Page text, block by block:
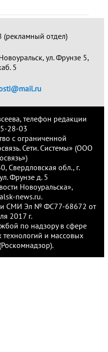
отдел)
ул. Фрунзе 5,
5
телефон редакции
28-03
с ограниченной
Сети. Системы» (ООО
Свердловская обл., г.
Фрунзе д. 5
Новоуральска»,
news.ru.
СМИ Эл № ФС77-68672 от
2017 г.
по надзору в сфере
и массовых